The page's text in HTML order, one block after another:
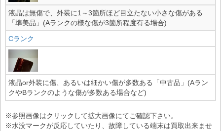
液晶は無傷で、外装に1～3箇所ほど目立たない小さな傷がある
「準美品」(Aランクの様な傷が3箇所程度有る場合)
Cランク
液晶or外装に傷、あるいは細かい傷が多数ある「中古品」(Aラン
クやBランクのような傷が多数ある場合など)
※参照画像はクリックして拡大画像にてご確認下さい。
※水没マークが反応していたり、故障している端末は買取出来ませ